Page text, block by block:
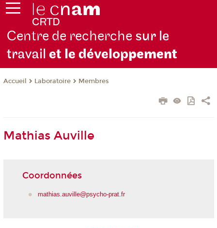
Centre de recherche sur le
travailet le développement
Accueil Laboratoire Membres
Mathias Auville
Coordonnées
mathias.auville@psycho-prat.fr